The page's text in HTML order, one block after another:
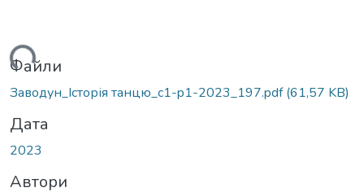
Файли
Заводун_Історія танцю_c1-p1-2023_197.pdf(61,57 KB)
Дата
2023
Автори